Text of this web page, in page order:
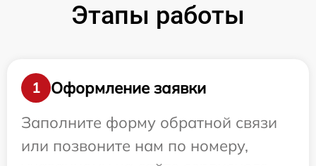
Этапы работы
1
Оформление заявки
Заполните форму обратной связи
или позвоните нам по номеру,